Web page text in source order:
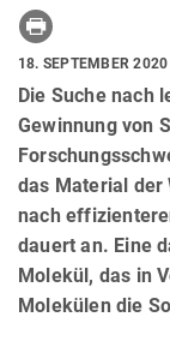
18. SEPTEMBER 2020
Die Suche nach
Gewinnung von
das Material der
nach
dauert an. Eine
Molekül, das in
Molekülen die